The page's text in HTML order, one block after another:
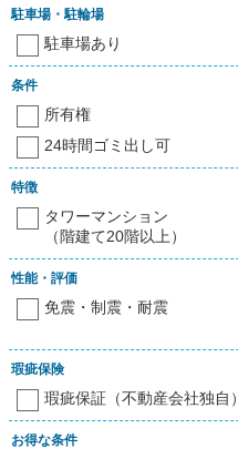
駐車場・駐輪場
駐車場あり
条件
所有権
24時間ゴミ出し可
特徴
タワーマンション
（階建て20階以上）
性能・評価
免震・制震・耐震
瑕疵保険
瑕疵保証（不動産会社独自）
お得な条件